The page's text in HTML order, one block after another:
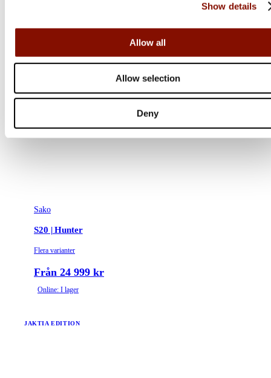
Show details
Allow all
Allow selection
Deny
Sako
S20 | Hunter
Flera varianter
Från 24 999 kr
Online: I lager
JAKTIA EDITION